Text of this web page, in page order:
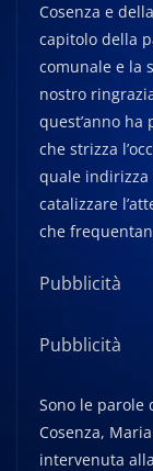
Cosenza e
capitolo della
comunale e la
nostro
quest’anno
che strizza
quale
catalizzare
che
Pubblicità
Pubblicità
Sono le parole
Cosenza,
intervenuta